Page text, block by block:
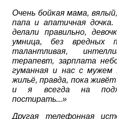
Очень бойкая мама,
папа и апатичная
делали правильно,
умница, без вредных
талантливая,
терапевт, зарплата
гуманная и нас с
жильё, правда, пока
и я всегда на
постирать...»
Другая телефонная